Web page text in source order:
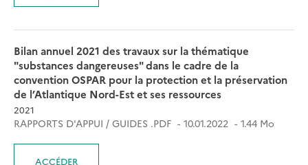
Bilan annuel 2021 des travaux sur la thématique
"substances dangereuses" dans le cadre de la
convention OSPAR pour la protection et la préservation
de l’Atlantique Nord-Est et ses ressources
2021
RAPPORTS D'APPUI / GUIDES .PDF 10.01.2022 1.44 Mo
ACCÉDER